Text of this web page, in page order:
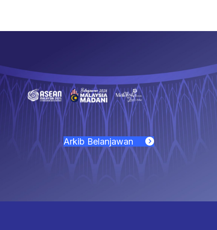
Arkib Belanjawan